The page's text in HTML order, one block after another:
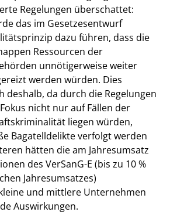
Regelungen überschattet:
das im Gesetzesentwurf
dazu führen, dass die
Ressourcen der
unnötigerweise weiter
werden würden. Dies
deshalb, da durch die Regelungen
nicht nur auf Fällen der
liegen würden,
Bagatelldelikte verfolgt werden
hätten die am Jahresumsatz
des VerSanG-E (bis zu 10 %
Jahresumsatzes)
und mittlere Unternehmen
Auswirkungen.